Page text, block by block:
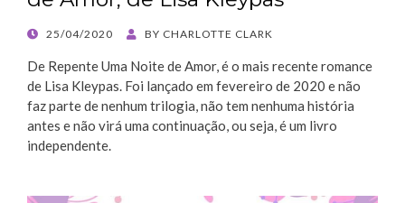
POSTED
25/04/2020 BY CHARLOTTE CLARK
De Repente Uma Noite de Amor, é o mais recente romance
de Lisa Kleypas. Foi lançado em fevereiro de 2020 e não
faz parte de nenhum trilogia, não tem nenhuma história
antes e não virá uma continuação, ou seja, é um livro
independente.